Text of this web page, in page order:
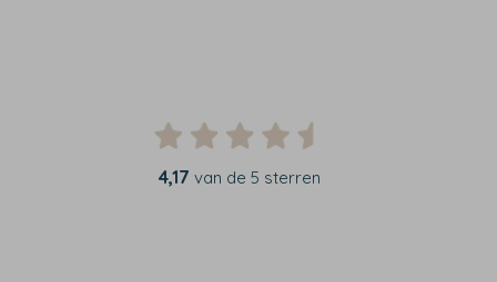
4,17 van de 5 sterren